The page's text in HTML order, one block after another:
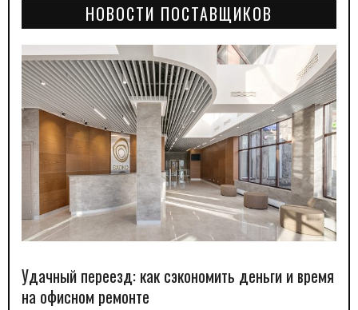
НОВОСТИ ПОСТАВЩИКОВ
Удачный переезд: как сэкономить деньги и время
на офисном ремонте